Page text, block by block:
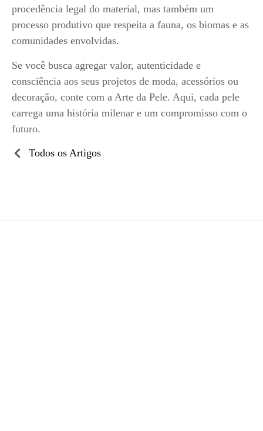
procedência legal do material, mas também um
processo produtivo que respeita a fauna, os biomas e as
comunidades envolvidas.
Se você busca agregar valor, autenticidade e
consciência aos seus projetos de moda, acessórios ou
decoração, conte com a Arte da Pele. Aqui, cada pele
carrega uma história milenar e um compromisso com o
futuro.
Todos os Artigos